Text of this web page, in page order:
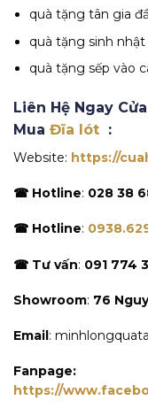
quà tặng tân gia
quà tặng sinh
quà tặng sếp vào
Liên Hệ Ngay
Mua Đĩa lót :
Website: https://
☎ Hotline: 028 38
☎ Hotline:
☎ Tư vấn: 091 774
Showroom: 76
Email:
Fanpage:
https://